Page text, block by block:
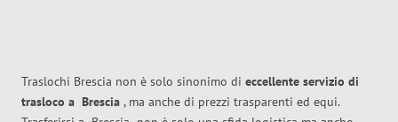
Traslochi Brescia non è solo sinonimo di eccellente servizio di
trasloco a Brescia , ma anche di prezzi trasparenti ed equi.